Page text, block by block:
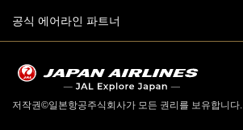
공식 에어라인 파트너
저작권©일본항공주식회사가 모든 권리를 보유합니다.